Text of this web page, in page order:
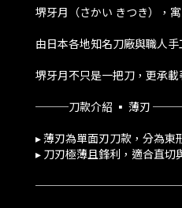
堺牙月（さかい きつき），
由日本各地知名刀廠與職人
堺牙月不只是一把刀，更承
───刀款介紹 ▪️ 薄刃
▸ 薄刃為單面刃刀款，分為
▸ 刀刃極薄且鋒利，適合直